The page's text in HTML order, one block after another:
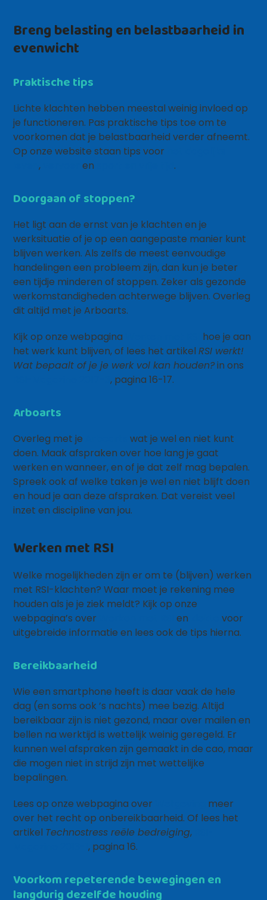
Breng belasting en belastbaarheid in
evenwicht
Praktische tips
Lichte klachten hebben meestal weinig invloed op
je functioneren. Pas praktische tips toe om te
voorkomen dat je belastbaarheid verder afneemt.
Op onze website staan tips voor
leven, en .
Doorgaan of stoppen?
Het ligt aan de ernst van je klachten en je
werksituatie of je op een aangepaste manier kunt
blijven werken. Als zelfs de meest eenvoudige
handelingen een probleem zijn, dan kun je beter
een tijdje minderen of stoppen. Zeker als gezonde
werkomstandigheden achterwege blijven. Overleg
dit altijd met je Arboarts.
Kijk op onze webpagina
hoe je aan
het werk kunt blijven, of lees het artikelRSI werkt!
Wat bepaalt of je je werk vol kan houden?in ons
RSI-Magazine 2017-3, pagina 16-17.
Arboarts
Overleg met je
wat je wel en niet kunt
doen. Maak afspraken over hoe lang je gaat
werken en wanneer, en of je dat zelf mag bepalen.
Spreek ook af welke taken je wel en niet blijft doen
en houd je aan deze afspraken. Dat vereist veel
inzet en discipline van jou.
Werken met RSI
Welke mogelijkheden zijn er om te (blijven) werken
met RSI-klachten? Waar moet je rekening mee
houden als je je ziek meldt? Kijk op onze
webpagina’s over
en
voor
uitgebreide informatie en lees ook de tips hierna.
Bereikbaarheid
Wie een smartphone heeft is daar vaak de hele
dag (en soms ook ’s nachts) mee bezig. Altijd
bereikbaar zijn is niet gezond, maar over mailen en
bellen na werktijd is wettelijk weinig geregeld. Er
kunnen wel afspraken zijn gemaakt in de cao, maar
die mogen niet in strijd zijn met wettelijke
bepalingen.
Lees op onze webpagina over
meer
over het recht op onbereikbaarheid. Of lees het
artikel Technostress reële bedreiging,
Magazine 2013-1, pagina 16.
Voorkom repeterende bewegingen en
langdurig dezelfde houding